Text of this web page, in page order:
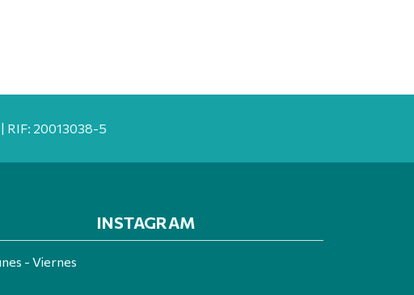
RIF: 20013038-5
- Viernes
INSTAGRAM